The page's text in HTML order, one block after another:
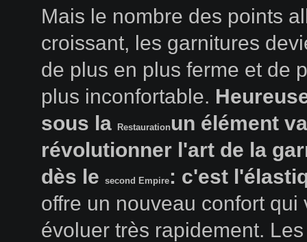
Mais le nombre des points
croissant, les garnitures
de plus en plus ferme et de
plus inconfortable.
sous la
Restaurationun élément va
révolutionner l'art de la
dès le second Empire : c'est
offre un nouveau confort qui
évoluer très rapidement. Les